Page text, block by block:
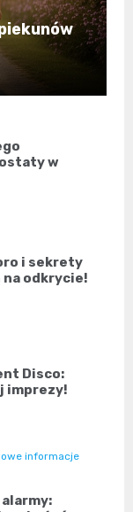
w
i sekrety
na odkrycie!
Disco:
imprezy!
informacje